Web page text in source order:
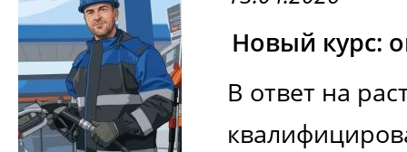
Новый курс:
В ответ на